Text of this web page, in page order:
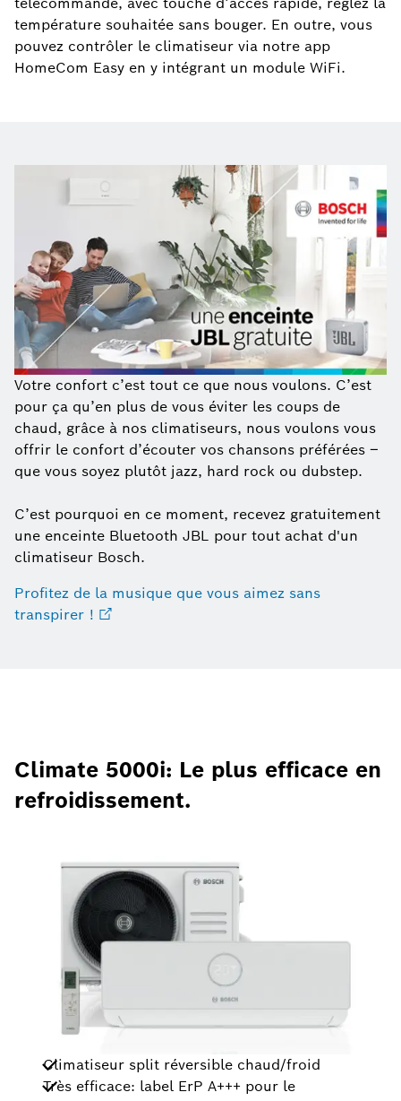
température souhaitée sans bouger. En outre, vous
pouvez contrôler le climatiseur via notre app
HomeCom Easy en y intégrant un module WiFi.
Votre confort c’est tout ce que nous voulons. C’est
pour ça qu’en plus de vous éviter les coups de
chaud, grâce à nos climatiseurs, nous voulons vous
offrir le confort d’écouter vos chansons préférées –
que vous soyez plutôt jazz, hard rock ou dubstep.
C’est pourquoi en ce moment, recevez gratuitement
une enceinte Bluetooth JBL pour tout achat d'un
climatiseur Bosch.
Profitez de la musique que vous aimez sans
transpirer !
Climate 5000i: Le plus efficace en
refroidissement.
Climatiseur split réversible chaud/froid
Très efficace: label ErP A+++ pour le